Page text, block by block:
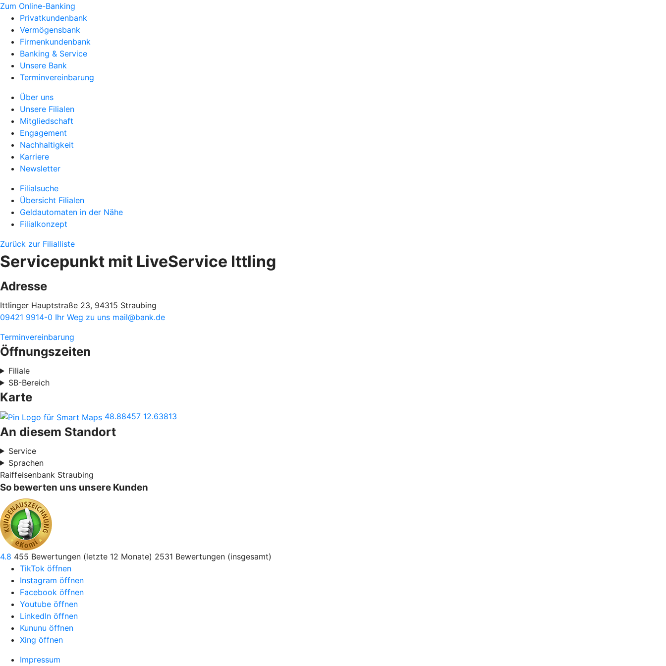
Zum Online-Banking
Privatkundenbank
Vermögensbank
Firmenkundenbank
Banking & Service
Unsere Bank
Terminvereinbarung
Über uns
Unsere Filialen
Mitgliedschaft
Engagement
Nachhaltigkeit
Karriere
Newsletter
Filialsuche
Übersicht Filialen
Geldautomaten in der Nähe
Filialkonzept
Zurück zur Filialliste
Servicepunkt mit LiveService Ittling
Adresse
Ittlinger Hauptstraße 23, 94315 Straubing
09421 9914-0 Ihr Weg zu uns mail@bank.de
Terminvereinbarung
Öffnungszeiten
Filiale
SB-Bereich
Karte
48.88457 12.63813
An diesem Standort
Service
Sprachen
Raiffeisenbank Straubing
So bewerten uns unsere Kunden
4.8 455 Bewertungen (letzte 12 Monate) 2531 Bewertungen (insgesamt)
TikTok öffnen
Instagram öffnen
Facebook öffnen
Youtube öffnen
LinkedIn öffnen
Kununu öffnen
Xing öffnen
Impressum